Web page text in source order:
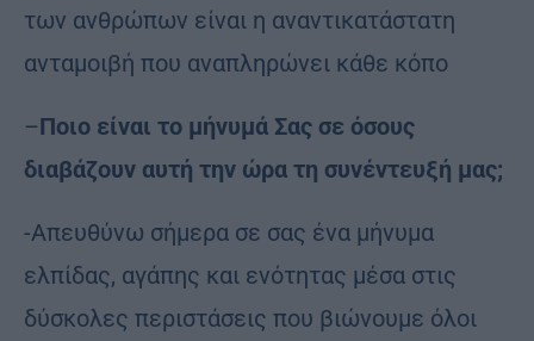
των ανθρώπων είναι η αναντικατάστατη
ανταμοιβή που αναπληρώνει κάθε κόπο
–Ποιο είναι το μήνυμά Σας σε όσους
διαβάζουν αυτή την ώρα τη συνέντευξή μας;
-Απευθύνω σήμερα σε σας ένα μήνυμα
ελπίδας, αγάπης και ενότητας μέσα στις
δύσκολες περιστάσεις που βιώνουμε όλοι